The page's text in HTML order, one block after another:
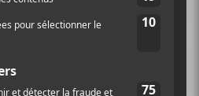
(obligatoire)